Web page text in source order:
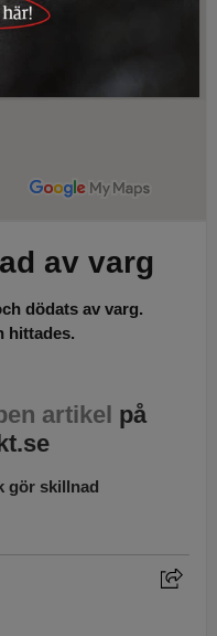
av varg
dödats av varg.
hittades.
artikel på
gör skillnad